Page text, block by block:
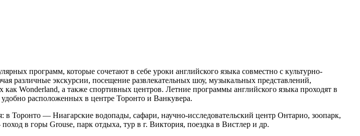
программ, которые сочетают в себе уроки английского языка совместно с культурно-
различные экскурсии, посещение развлекательных шоу, музыкальных представлений,
как Wonderland, а также спортивных центров. Летние программы английского языка проходят в
расположенных в центре Торонто и Ванкувера.
в Торонто — Ниагарские водопады, сафари, научно-исследовательский центр Онтарио, зоопарк,
в горы Grouse, парк отдыха, тур в г. Виктория, поездка в Вистлер и др.